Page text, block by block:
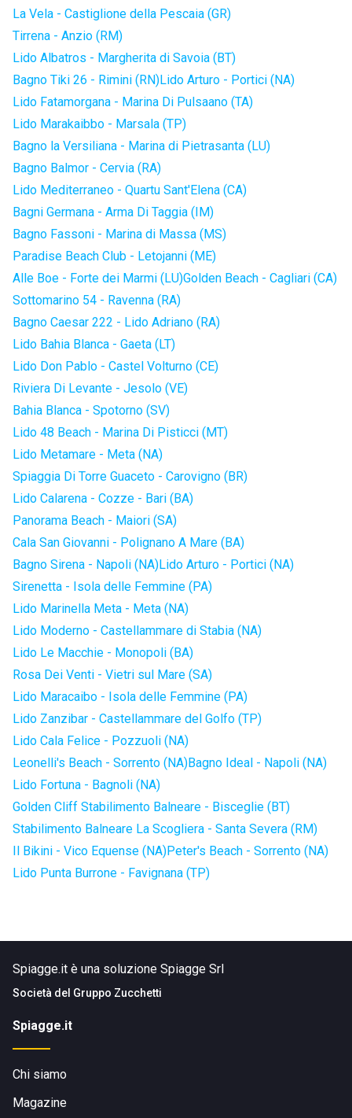
La Vela - Castiglione della Pescaia (GR)
Tirrena - Anzio (RM)
Lido Albatros - Margherita di Savoia (BT)
Bagno Tiki 26 - Rimini (RN)Lido Arturo - Portici (NA)
Lido Fatamorgana - Marina Di Pulsaano (TA)
Lido Marakaibbo - Marsala (TP)
Bagno la Versiliana - Marina di Pietrasanta (LU)
Bagno Balmor - Cervia (RA)
Lido Mediterraneo - Quartu Sant'Elena (CA)
Bagni Germana - Arma Di Taggia (IM)
Bagno Fassoni - Marina di Massa (MS)
Paradise Beach Club - Letojanni (ME)
Alle Boe - Forte dei Marmi (LU)Golden Beach - Cagliari (CA)
Sottomarino 54 - Ravenna (RA)
Bagno Caesar 222 - Lido Adriano (RA)
Lido Bahia Blanca - Gaeta (LT)
Lido Don Pablo - Castel Volturno (CE)
Riviera Di Levante - Jesolo (VE)
Bahia Blanca - Spotorno (SV)
Lido 48 Beach - Marina Di Pisticci (MT)
Lido Metamare - Meta (NA)
Spiaggia Di Torre Guaceto - Carovigno (BR)
Lido Calarena - Cozze - Bari (BA)
Panorama Beach - Maiori (SA)
Cala San Giovanni - Polignano A Mare (BA)
Bagno Sirena - Napoli (NA)Lido Arturo - Portici (NA)
Sirenetta - Isola delle Femmine (PA)
Lido Marinella Meta - Meta (NA)
Lido Moderno - Castellammare di Stabia (NA)
Lido Le Macchie - Monopoli (BA)
Rosa Dei Venti - Vietri sul Mare (SA)
Lido Maracaibo - Isola delle Femmine (PA)
Lido Zanzibar - Castellammare del Golfo (TP)
Lido Cala Felice - Pozzuoli (NA)
Leonelli's Beach - Sorrento (NA)Bagno Ideal - Napoli (NA)
Lido Fortuna - Bagnoli (NA)
Golden Cliff Stabilimento Balneare - Bisceglie (BT)
Stabilimento Balneare La Scogliera - Santa Severa (RM)
Il Bikini - Vico Equense (NA)Peter's Beach - Sorrento (NA)
Lido Punta Burrone - Favignana (TP)
Spiagge.it è una soluzione Spiagge Srl
Società del Gruppo Zucchetti
Spiagge.it
Chi siamo
Magazine